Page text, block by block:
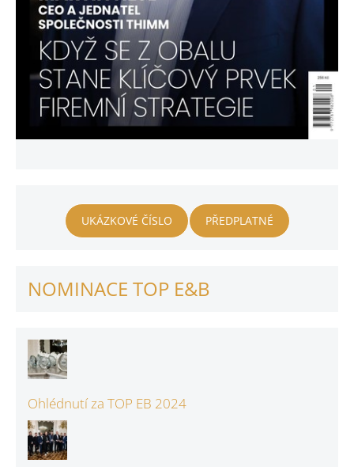
UKÁZKOVÉ ČÍSLO PŘEDPLATNÉ
NOMINACE TOP E&B
Ohlédnutí za TOP EB 2024